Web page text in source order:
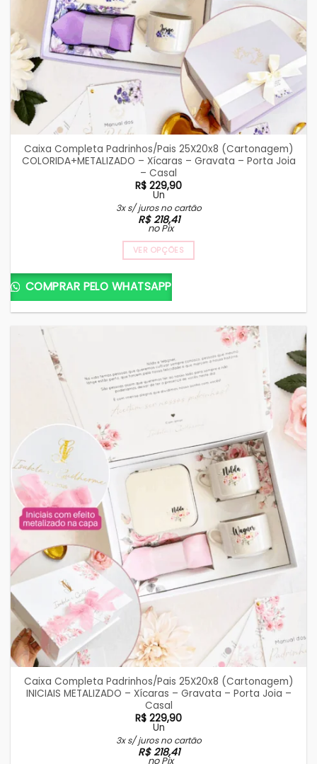
Caixa Completa Padrinhos/Pais 25X20x8 (Cartonagem)
COLORIDA+METALIZADO – Xícaras – Gravata – Porta Joia
– Casal
R$ 229,90
Un
3x s/ juros no cartão
R$218,41
no Pix
VER OPÇÕES
COMPRAR PELO WHATSAPP
Caixa Completa Padrinhos/Pais 25X20x8 (Cartonagem)
INICIAIS METALIZADO – Xícaras – Gravata – Porta Joia –
Casal
R$ 229,90
Un
3x s/ juros no cartão
R$218,41
no Pix